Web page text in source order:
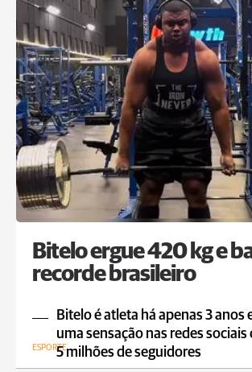
Bitelo ergue 420 kg e
recorde brasileiro
Bitelo é atleta há apenas 3 anos
uma sensação nas redes sociais
5 milhões de seguidores
ESPORTE